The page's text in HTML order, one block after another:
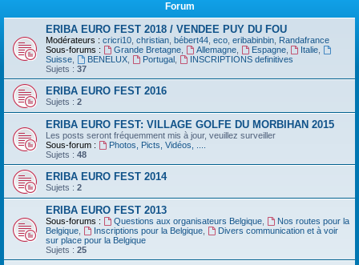
Forum
ERIBA EURO FEST 2018 / VENDEE PUY DU FOU
Modérateurs : cricri10 christian bébert44 eco eribabinbin Randafrance
Sous-forums :
Grande Bretagne, Allemagne, Espagne, Italie
Suisse
BENELUX, Portugal,
INSCRIPTIONS definitives
Sujets : 37
ERIBA EURO FEST 2016
Sujets : 2
ERIBA EURO FEST: VILLAGE GOLFE DU MORBIHAN 2015
Les posts seront fréquemment mis à jour, veuillez surveiller
Sous-forum :
Photos, Picts, Vidéos, ....
Sujets : 48
ERIBA EURO FEST 2014
Sujets : 2
ERIBA EURO FEST 2013
Sous-forums : Questions aux organisateurs Belgique,
Nos routes pour la
Belgique
Inscriptions pour la Belgique,
Divers communication et à voir
sur place pour la Belgique
Sujets : 25